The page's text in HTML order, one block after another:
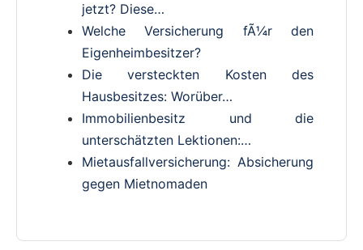
jetzt? Diese…
Welche Versicherung fÃ¼r den
Eigenheimbesitzer?
Die versteckten Kosten des
Hausbesitzes: Worüber…
Immobilienbesitz und die
unterschätzten Lektionen:…
Mietausfallversicherung: Absicherung
gegen Mietnomaden